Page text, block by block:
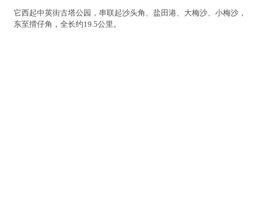
它西起中英街古塔公园，串联起沙头角、盐田港、大梅沙、小梅沙，
东至揹仔角，全长约19.5公里。